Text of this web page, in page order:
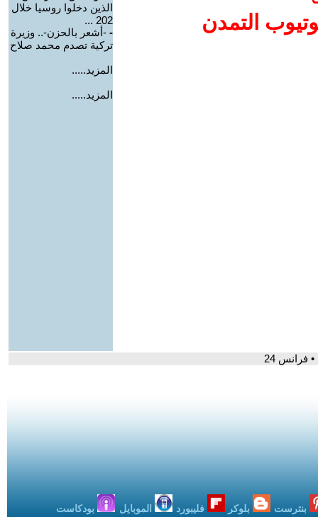
التمدن
الذين دخلوا روسيا خلال
202 ...
- -أشعر بالحزن-.. وزيرة
تركية تصدم محمد صلاح
المزيد.....
المزيد.....
24
بنترست بلوكر فليبورد الموبايل بودكاست